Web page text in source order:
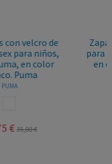
Zapatillasa deportivas
para niños, marca Geox,
en color negro. Geox